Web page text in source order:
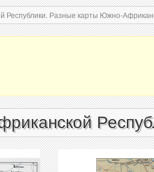
Республики. Разные карты Южно-